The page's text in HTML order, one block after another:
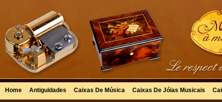
Home Antiguidades Caixas De Música Caixas De Jóias Musicais